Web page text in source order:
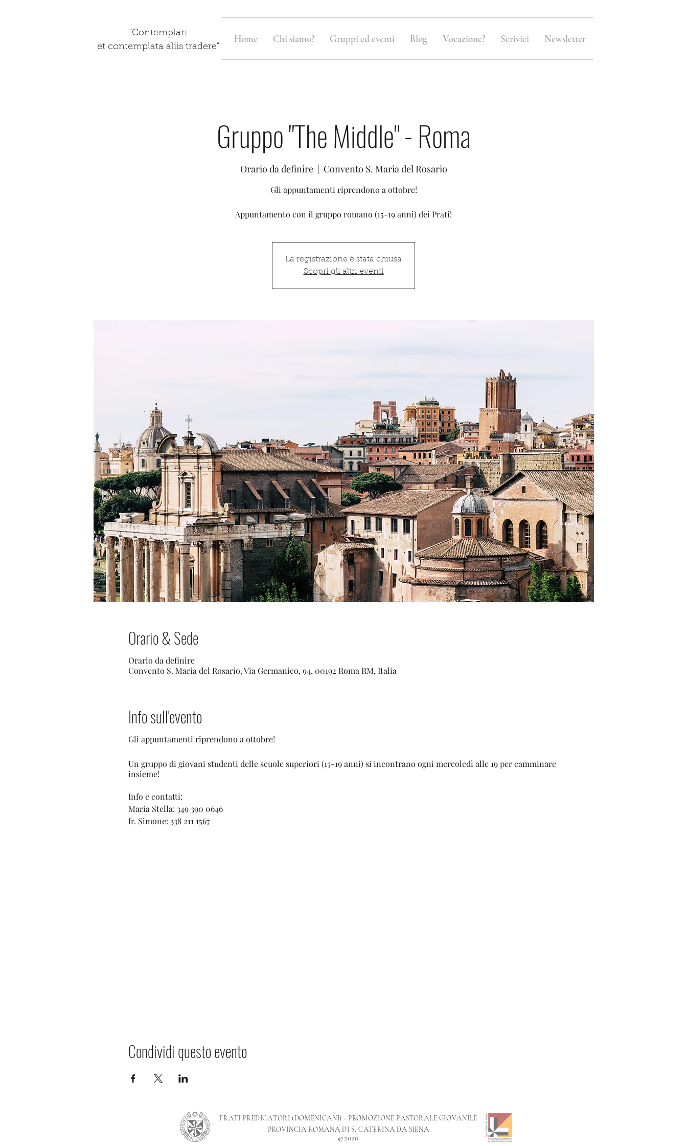
"Contemplari
et contemplata aliis tradere"
Home Chi siamo? Gruppi ed eventi Blog Vocazione? Scrivici Newsletter
Gruppo "The Middle" - Roma
Orario da definire
  |
Convento S. Maria del Rosario
Gli appuntamenti riprendono a ottobre!
Appuntamento con il gruppo romano (15-19 anni) dei Prati!
La registrazione è stata chiusa
Scopri gli altri eventi
Orario & Sede
Orario da definire
Convento S. Maria del Rosario, Via Germanico, 94, 00192 Roma RM, Italia
Info sull'evento
Gli appuntamenti riprendono a ottobre!
Un gruppo di giovani studenti delle scuole superiori (15-19 anni) si incontrano ogni mercoledì alle 19 per camminare
insieme!
Info e contatti:
Maria Stella: 349 390 0646
fr. Simone: 338 211 1567
Condividi questo evento
FRATI PREDICATORI (DOMENICANI) - PROMOZIONE PASTORALE GIOVANILE
PROVINCIA ROMANA DI S. CATERINA DA SIENA
©2020